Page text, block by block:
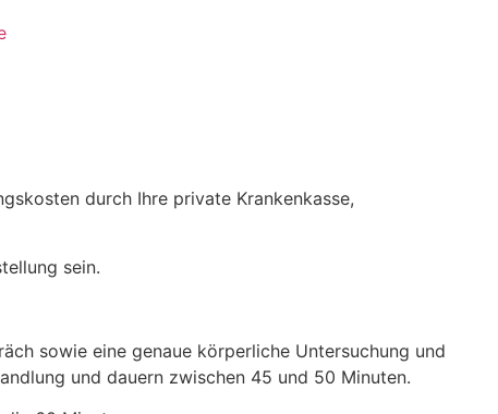
durch Ihre private Krankenkasse,
sein.
sowie eine genaue körperliche Untersuchung und
und dauern zwischen 45 und 50 Minuten.